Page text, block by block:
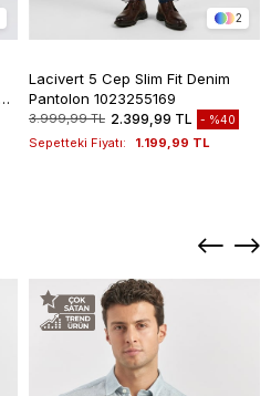
2
Lacivert 5 Cep Slim Fit Denim
Pantolon 1023255169
3.999,99 TL 2.399,99 TL %40
Sepetteki Fiyatı: 1.199,99 TL